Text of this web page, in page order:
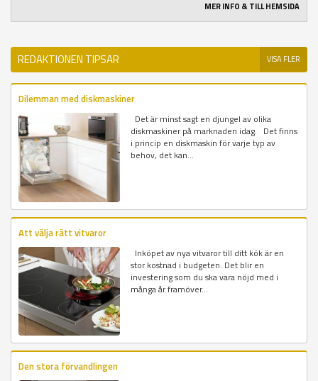
MER INFO & TILL HEMSIDA
REDAKTIONEN TIPSAR VISA FLER
Dilemman med diskmaskiner
Det är minst sagt en djungel av olika
diskmaskiner på marknaden idag. Det finns
i princip en diskmaskin för varje typ av
behov, det kan...
Att välja rätt vitvaror
Inköpet av nya vitvaror till ditt kök är en
stor kostnad i budgeten. Det blir en
investering som du ska vara nöjd med i
många år framöver...
Den stora förvandlingen